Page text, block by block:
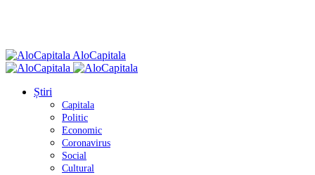
AloCapitala
Știri
Capitala
Politic
Economic
Coronavirus
Social
Cultural